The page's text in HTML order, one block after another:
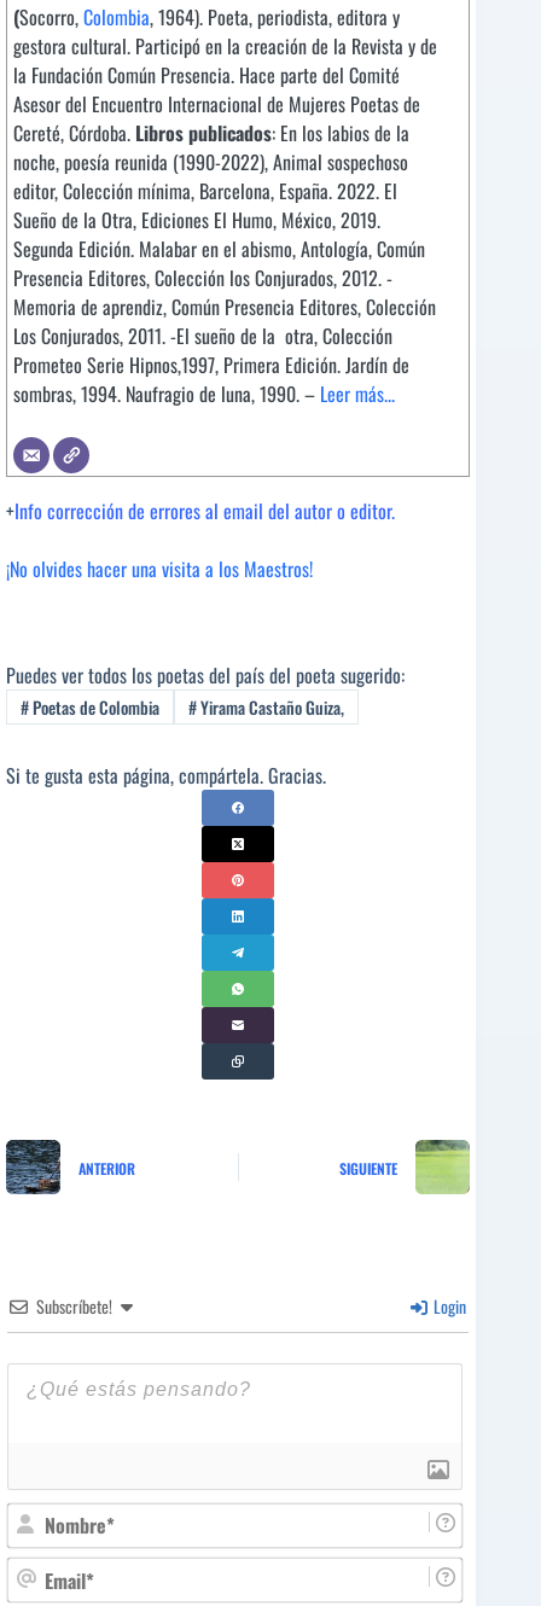
(Socorro,Colombia, 1964). Poeta, periodista, editora y
gestora cultural. Participó en la creación de la Revista y de
la Fundación Común Presencia. Hace parte del Comité
Asesor del Encuentro Internacional de Mujeres Poetas de
Cereté, Córdoba. Libros publicados: En los labios de la
noche, poesía reunida (1990-2022), Animal sospechoso
editor, Colección mínima, Barcelona, España. 2022. El
Sueño de la Otra, Ediciones El Humo, México, 2019.
Segunda Edición. Malabar en el abismo, Antología, Común
Presencia Editores, Colección los Conjurados, 2012. -
Memoria de aprendiz, Común Presencia Editores, Colección
Los Conjurados, 2011. -El sueño de la otra, Colección
Prometeo Serie Hipnos,1997, Primera Edición. Jardín de
sombras, 1994. Naufragio de luna, 1990. – Leer más...
+Info corrección de errores al email del autor o editor.
¡No olvides hacer una visita a los Maestros!
Puedes ver todos los poetas del país del poeta sugerido:
#Poetas de Colombia #Yirama Castaño Guiza,
Si te gusta esta página, compártela. Gracias.
ANTERIOR SIGUIENTE
Subscríbete! Login
o
m
bm